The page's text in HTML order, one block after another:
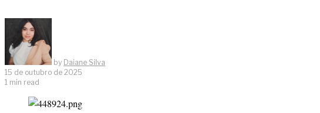
by Daiane Silva
15 de outubro de 2025
1 min read